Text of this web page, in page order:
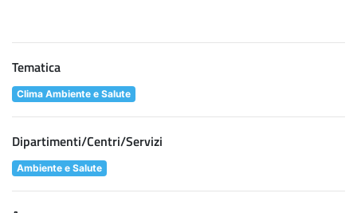
Tematica
Clima Ambiente e Salute
Dipartimenti/Centri/Servizi
Ambiente e Salute